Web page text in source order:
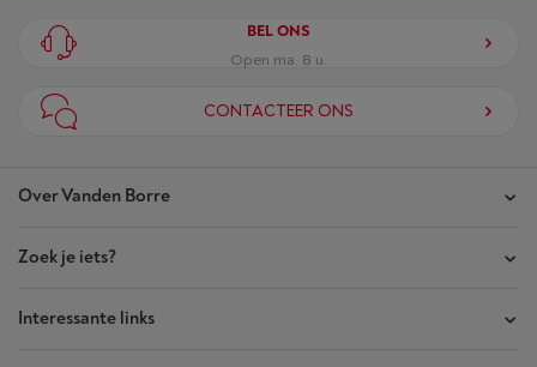
Over Vanden Borre
Onze winkels
Akte van Vertrouwen
Zoek je iets?
Je bestellingen
Interessante links
BEL ONS
Open ma. 8 u.
CONTACTEER ONS